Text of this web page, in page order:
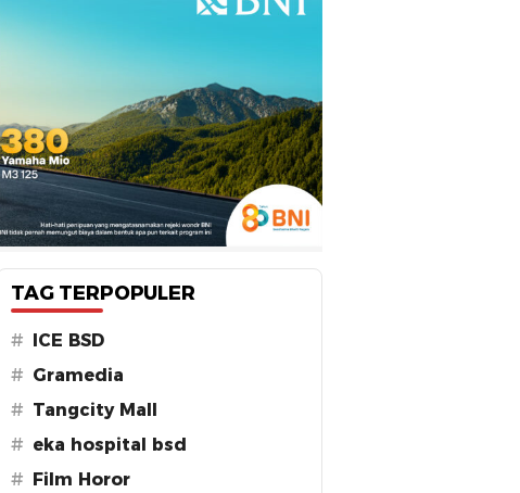
TAG TERPOPULER
# ICE BSD
# Gramedia
# Tangcity Mall
# eka hospital bsd
# Film Horor